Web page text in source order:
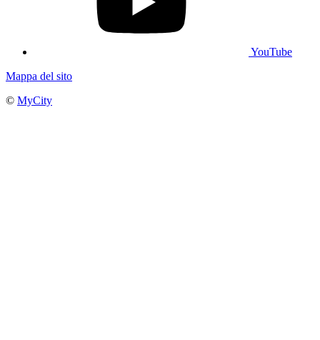
YouTube
Mappa del sito
© MyCity